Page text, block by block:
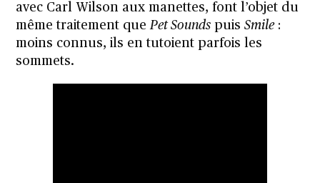
avec Carl Wilson aux manettes, font l’objet du
même traitement quePet Sounds puisSmile:
moins connus, ils en tutoient parfois les
sommets.